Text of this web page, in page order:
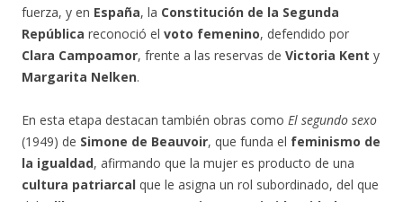
fuerza, y en España, la Constitución de la Segunda
República reconoció el voto femenino, defendido por
Clara Campoamor, frente a las reservas de Victoria Kent y
Margarita Nelken.
En esta etapa destacan también obras como El segundo sexo
(1949) de Simone de Beauvoir, que funda el feminismo de
la igualdad, afirmando que la mujer es producto de una
cultura patriarcal que le asigna un rol subordinado, del que